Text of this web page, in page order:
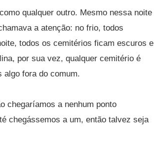
qualquer outro. Mesmo nessa noite
a atenção: no frio, todos
todos os cemitérios ficam escuros e
por sua vez, qualquer cemitério é
algo fora do comum.
chegaríamos a nenhum ponto
chegássemos a um, então talvez seja